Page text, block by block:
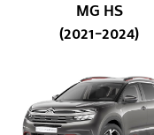
MG HS
(2021-2024)